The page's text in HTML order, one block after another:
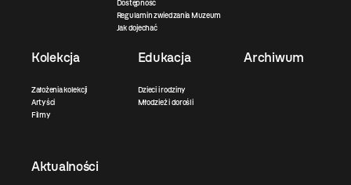
Dostępność
Regulamin zwiedzania Muzeum
Jak dojechać
Kolekcja
Założenia kolekcji
Artyści
Filmy
Edukacja
Dzieci i rodziny
Młodzież i dorośli
Archiwum
Aktualności